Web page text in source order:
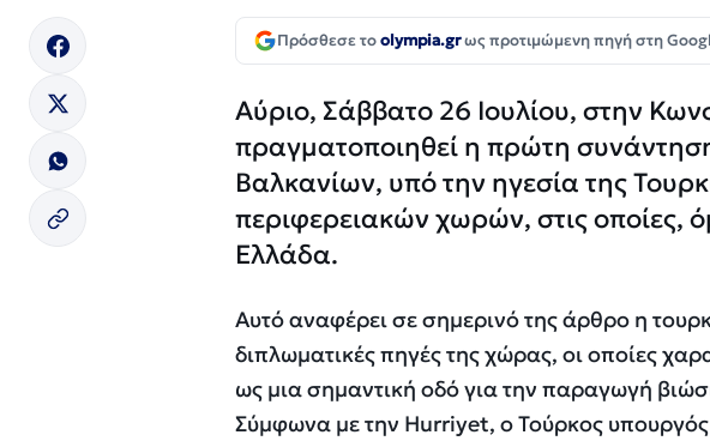
Πρόσθεσε τοolympia.grως προτιμώμενη πηγή στη
Αύριο, Σάββατο 26 Ιουλίου, στην
πραγματοποιηθεί η πρώτη
Βαλκανίων, υπό την ηγεσία της
περιφερειακών χωρών, στις οποίες,
Ελλάδα.
Αυτό αναφέρει σε σημερινό της άρθρο η
διπλωματικές πηγές της χώρας, οι οποίες
ως μια σημαντική οδό για την παραγωγή
Σύμφωνα με την Hurriyet, ο Τούρκος